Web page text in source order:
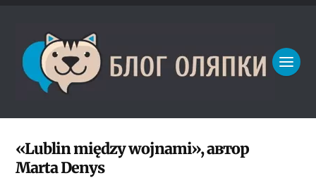
«Lublin między wojnami», автор
Marta Denys